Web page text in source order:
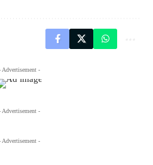
Advertisement -
Advertisement -
Advertisement -